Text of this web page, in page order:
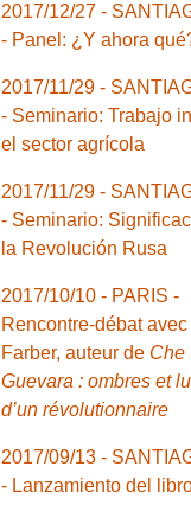
2017/12/27 -
- Panel: ¿Y ahora
2017/11/29 -
- Seminario: Trabajo
el sector agrícola
2017/11/29 -
- Seminario:
la Revolución Rusa
2017/10/10 - PARIS -
Rencontre-débat avec
Farber, auteur de Che
Guevara : ombres et
d’un révolutionnaire
2017/09/13 -
- Lanzamiento del